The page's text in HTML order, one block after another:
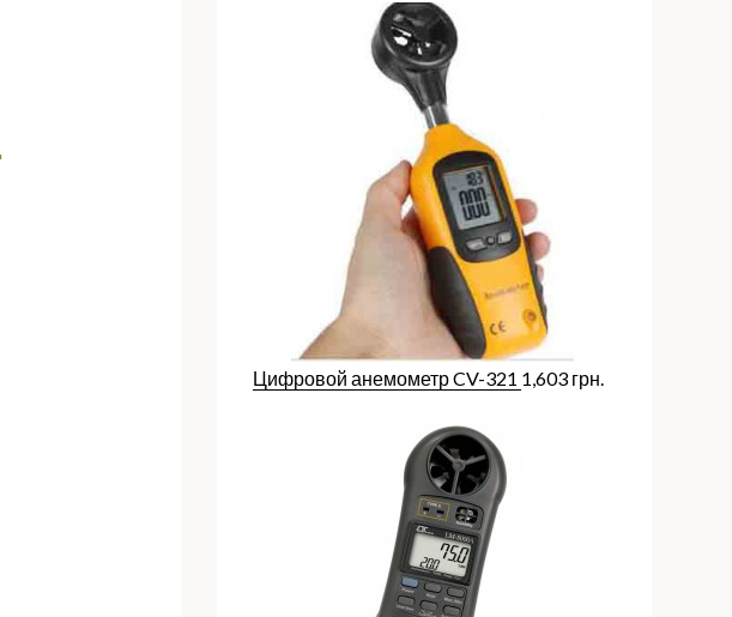
Цифровой анемометр CV-321 1,603 грн.